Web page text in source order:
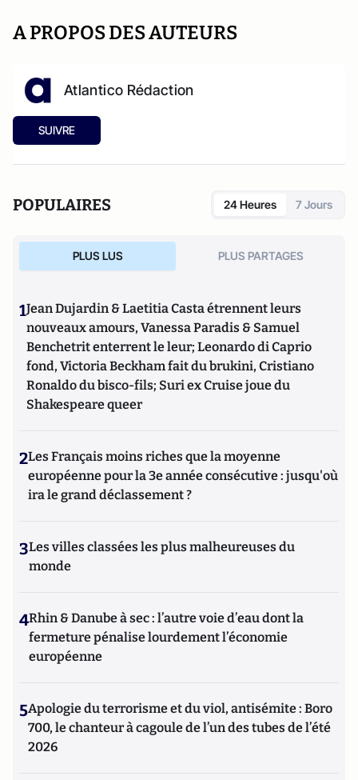
A PROPOS DES AUTEURS
Atlantico Rédaction
SUIVRE
POPULAIRES 24 Heures 7 Jours
PLUS LUS PLUS PARTAGES
1Jean Dujardin & Laetitia Casta étrennent leurs
nouveaux amours, Vanessa Paradis & Samuel
Benchetrit enterrent le leur; Leonardo di Caprio
fond, Victoria Beckham fait du brukini, Cristiano
Ronaldo du bisco-fils; Suri ex Cruise joue du
Shakespeare queer
2Les Français moins riches que la moyenne
européenne pour la 3e année consécutive : jusqu'où
ira le grand déclassement ?
3Les villes classées les plus malheureuses du
monde
4Rhin & Danube à sec : l’autre voie d’eau dont la
fermeture pénalise lourdement l’économie
européenne
5Apologie du terrorisme et du viol, antisémite : Boro
700, le chanteur à cagoule de l’un des tubes de l’été
2026